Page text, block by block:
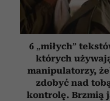
6 „miłych”
których
manipulatorzy,
zdobyć nad
kontrolę. Brzmią